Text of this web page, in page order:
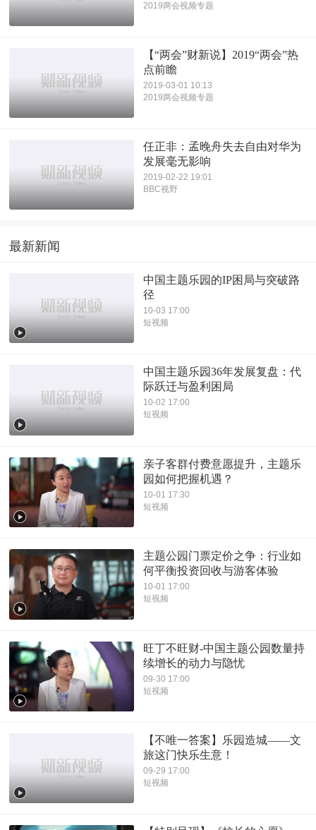
2019两会视频专题
【“两会”财新说】2019“两会”热
点前瞻
2019-03-01 10:13
2019两会视频专题
任正非：孟晚舟失去自由对华为
发展毫无影响
2019-02-22 19:01
BBC视野
最新新闻
中国主题乐园的IP困局与突破路
径
10-03 17:00
短视频
中国主题乐园36年发展复盘：代
际跃迁与盈利困局
10-02 17:00
短视频
亲子客群付费意愿提升，主题乐
园如何把握机遇？
10-01 17:30
短视频
主题公园门票定价之争：行业如
何平衡投资回收与游客体验
10-01 17:00
短视频
旺丁不旺财-中国主题公园数量持
续增长的动力与隐忧
09-30 17:00
短视频
【不唯一答案】乐园造城——文
旅这门快乐生意！
09-29 17:00
短视频